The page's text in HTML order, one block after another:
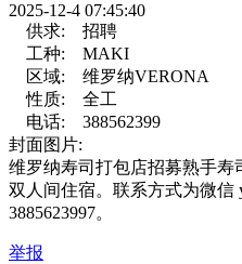
2025-12-4 07:45:40
供求:
招聘
工种:
MAKI
区域:
维罗纳VERONA
性质:
全工
电话:
388562399
封面图片:
维罗纳寿司打包店招募熟手
双人间住宿。联系方式为微信
3885623997。
举报